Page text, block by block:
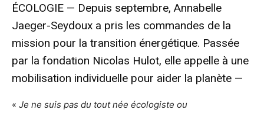
ÉCOLOGIE — Depuis septembre, Annabelle
Jaeger-Seydoux a pris les commandes de la
mission pour la transition énergétique. Passée
par la fondation Nicolas Hulot, elle appelle à une
mobilisation individuelle pour aider la planète —
« Je ne suis pas du tout née écologiste ou